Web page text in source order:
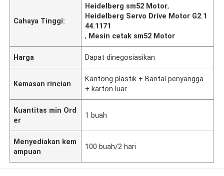
Cahaya Tinggi:
Heidelberg sm52 Motor,
Heidelberg Servo Drive Motor G2.1
44.1171
, Mesin cetak sm52 Motor
Harga Dapat dinegosiasikan
Kemasan rincian
Kantong plastik + Bantal penyangga
+ karton luar
Kuantitas min Ord
er
1 buah
Menyediakan kem
ampuan
100 buah/2 hari